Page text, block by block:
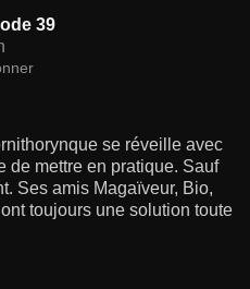
39
se réveille avec
de mettre en pratique. Sauf
Ses amis Magaïveur, Bio,
toujours une solution toute